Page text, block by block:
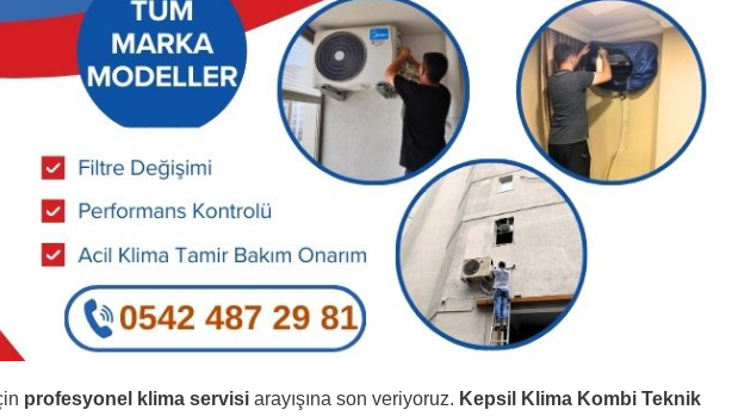
profesyonel klima servisi arayışına son veriyoruz. Kepsil Klima Kombi Teknik